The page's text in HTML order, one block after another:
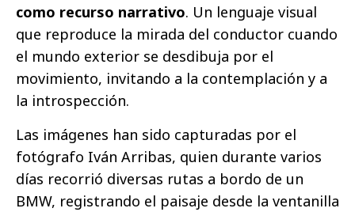
como recurso narrativo. Un lenguaje visual
que reproduce la mirada del conductor cuando
el mundo exterior se desdibuja por el
movimiento, invitando a la contemplación y a
la introspección.
Las imágenes han sido capturadas por el
fotógrafo Iván Arribas, quien durante varios
días recorrió diversas rutas a bordo de un
BMW, registrando el paisaje desde la ventanilla